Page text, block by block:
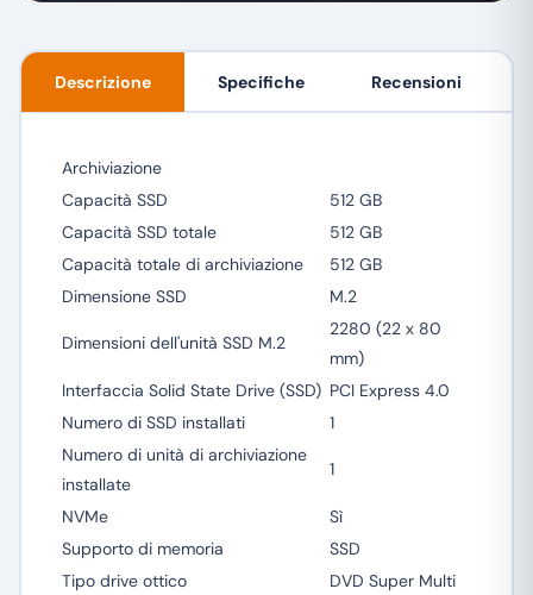
Descrizione Specifiche Recensioni
Archiviazione
Capacità SSD
512 GB
Capacità SSD totale
512 GB
Capacità totale di archiviazione
512 GB
Dimensione SSD
M.2
Dimensioni dell'unità SSD M.2
2280 (22 x 80
mm)
Interfaccia Solid State Drive (SSD) PCI Express 4.0
Numero di SSD installati
1
Numero di unità di archiviazione
installate
1
NVMe
Sì
Supporto di memoria
SSD
Tipo drive ottico
DVD Super Multi